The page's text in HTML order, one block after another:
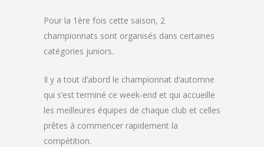
Pour la 1ère fois cette saison, 2
championnats sont organisés dans certaines
catégories juniors.
Il y a tout d’abord le championnat d’automne
qui s’est terminé ce week-end et qui accueille
les meilleures équipes de chaque club et celles
prêtes à commencer rapidement la
compétition.